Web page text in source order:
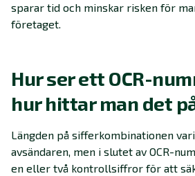
sparar tid och minskar risken för
företaget.
Hur ser ett OCR-
hur hittar man det
Längden på sifferkombinationen
avsändaren, men i slutet av OCR-
en eller två kontrollsiffror för att